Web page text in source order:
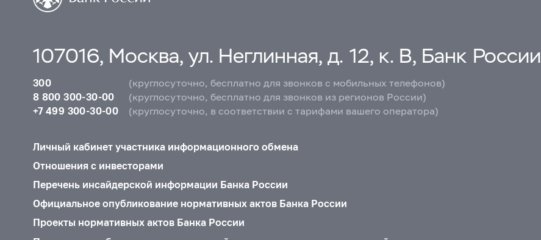
107016, Москва, ул. Неглинная, д. 12, к. В, Банк России
300
(круглосуточно, бесплатно для звонков с мобильных телефонов)
8 800 300-30-00
(круглосуточно, бесплатно для звонков из регионов России)
+7 499 300-30-00
(круглосуточно, в соответствии с тарифами вашего оператора)
Личный кабинет участника информационного обмена
Отношения с инвесторами
Перечень инсайдерской информации Банка России
Официальное опубликование нормативных актов Банка России
Проекты нормативных актов Банка России